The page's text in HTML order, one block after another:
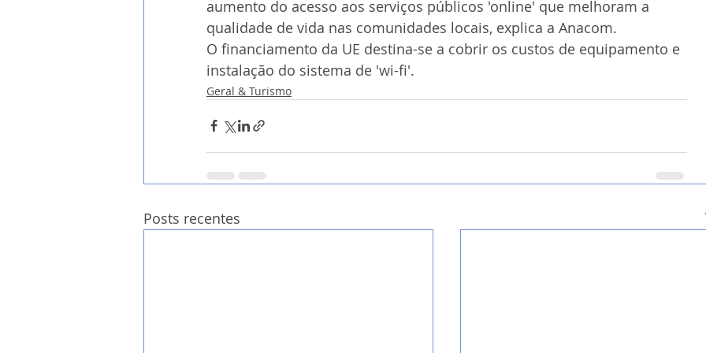
aumento do acesso aos serviços públicos 'online' que melhoram a
qualidade de vida nas comunidades locais, explica a Anacom.
O financiamento da UE destina-se a cobrir os custos de equipamento e
instalação do sistema de 'wi-fi'.
Geral & Turismo
Posts recentes